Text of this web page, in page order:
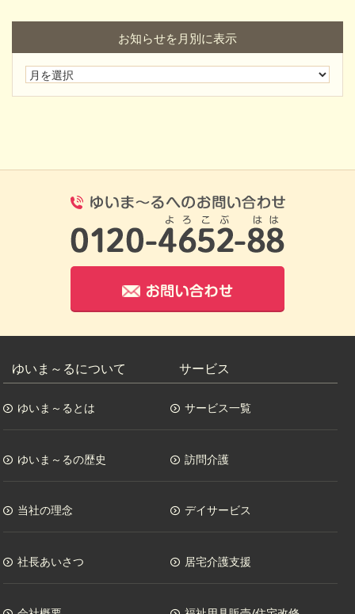
お知らせを月別に表示
0120-4652-
ゆいま～るについて
ゆいま～るとは
ゆいま～るの歴史
当社の理念
社長あいさつ
サービス
サービス一覧
訪問介護
デイサービス
居宅介護支援